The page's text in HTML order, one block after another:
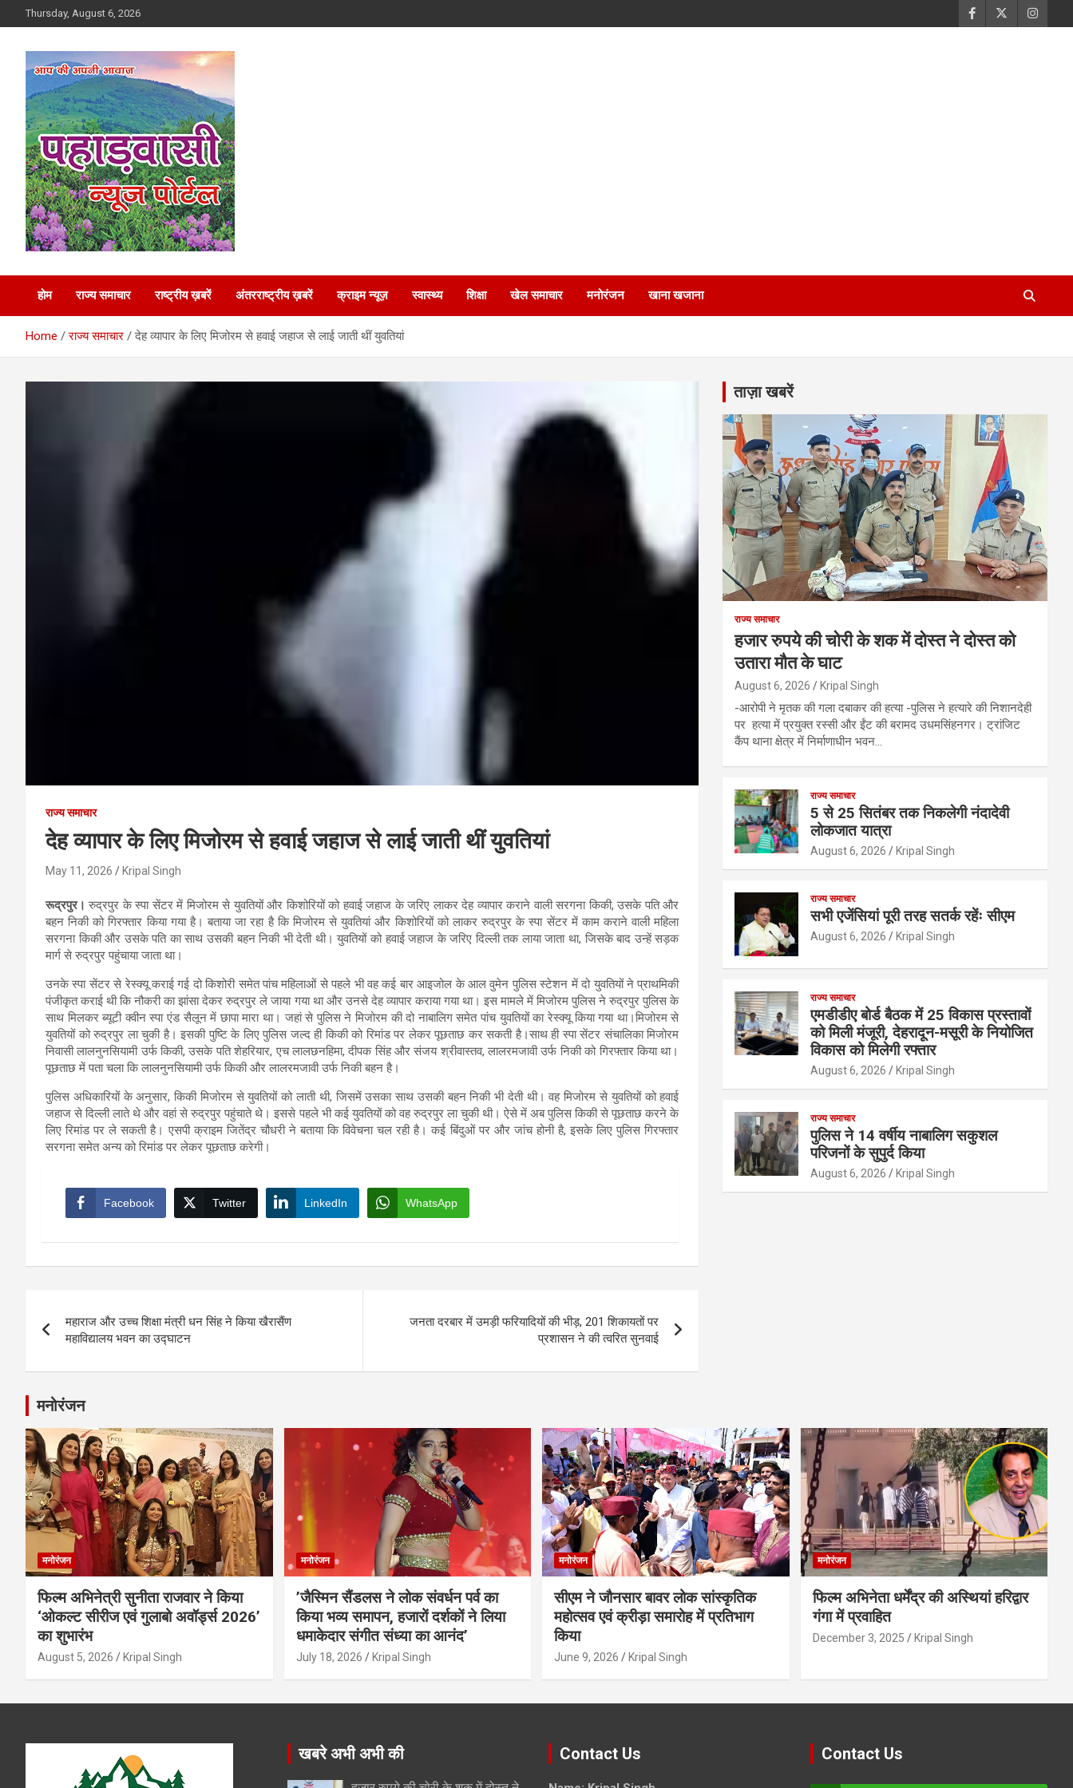
to
Thursday, August 6, 2026
Pahadvasi
होम राज्य समाचार राष्ट्रीय ख़बरें अंतरराष्ट्रीय ख़बरें क्राइम न्यूज़ स्वास्थ्य शिक्षा खेल समाचार मनोरंजन खाना खजाना
Home राज्य समाचार देह व्यापार के लिए मिजोरम से हवाई जहाज से लाई जाती थीं युवतियां
राज्य समाचार
देह व्यापार के लिए मिजोरम से हवाई जहाज से लाई जाती थीं युवतियां
May 11, 2026 Kripal Singh
रूद्रपुर। रुद्रपुर के स्पा सेंटर में मिजोरम से युवतियों और किशोरियों को हवाई जहाज के जरिए लाकर देह व्यापार कराने वाली सरगना किकी, उसके पति और
बहन निकी को गिरफ्तार किया गया है। बताया जा रहा है कि मिजोरम से युवतियां और किशोरियों को लाकर रुद्रपुर के स्पा सेंटर में काम कराने वाली महिला
सरगना किकी और उसके पति का साथ उसकी बहन निकी भी देती थी। युवतियों को हवाई जहाज के जरिए दिल्ली तक लाया जाता था, जिसके बाद उन्हें सड़क
मार्ग से रुद्रपुर पहुंचाया जाता था।
उनके स्पा सेंटर से रेस्क्यू कराई गई दो किशोरी समेत पांच महिलाओं से पहले भी वह कई बार आइजोल के आल वुमेन पुलिस स्टेशन में दो युवतियों ने प्राथमिकी
पंजीकृत कराई थी कि नौकरी का झांसा देकर रुद्रपुर ले जाया गया था और उनसे देह व्यापार कराया गया था। इस मामले में मिजोरम पुलिस ने रुद्रपुर पुलिस के
साथ मिलकर ब्यूटी क्वीन स्पा एंड सैलून में छापा मारा था। जहां से पुलिस ने मिजोरम की दो नाबालिग समेत पांच युवतियों का रेस्क्यू किया गया था।मिजोरम से
युवतियों को रुद्रपुर ला चुकी है। इसकी पुष्टि के लिए पुलिस जल्द ही किकी को रिमांड पर लेकर पूछताछ कर सकती है।साथ ही स्पा सेंटर संचालिका मिजोरम
निवासी लालनुनसियामी उर्फ किकी, उसके पति शेहरियार, एच लालछनहिमा, दीपक सिंह और संजय श्रीवास्तव, लालरमजावी उर्फ निकी को गिरफ्तार किया था।
पूछताछ में पता चला कि लालनुनसियामी उर्फ किकी और लालरमजावी उर्फ निकी बहन है।
पुलिस अधिकारियों के अनुसार, किकी मिजोरम से युवतियों को लाती थी, जिसमें उसका साथ उसकी बहन निकी भी देती थी। वह मिजोरम से युवतियों को हवाई
जहाज से दिल्ली लाते थे और वहां से रुद्रपुर पहुंचाते थे। इससे पहले भी कई युवतियों को वह रुद्रपुर ला चुकी थी। ऐसे में अब पुलिस किकी से पूछताछ करने के
लिए रिमांड पर ले सकती है। एसपी क्राइम जितेंद्र चौधरी ने बताया कि विवेचना चल रही है। कई बिंदुओं पर और जांच होनी है, इसके लिए पुलिस गिरफ्तार
सरगना समेत अन्य को रिमांड पर लेकर पूछताछ करेगी।
Facebook Twitter LinkedIn WhatsApp
navigation
महाराज और उच्च शिक्षा मंत्री धन सिंह ने किया खैरासैंण
महाविद्यालय भवन का उद्घाटन
जनता दरबार में उमड़ी फरियादियों की भीड़, 201 शिकायतों पर
प्रशासन ने की त्वरित सुनवाई
ताज़ा खबरें
राज्य समाचार
हजार रुपये की चोरी के शक में दोस्त ने दोस्त को
उतारा मौत के घाट
August 6, 2026 Kripal Singh
-आरोपी ने मृतक की गला दबाकर की हत्या -पुलिस ने हत्यारे की निशानदेही
पर हत्या में प्रयुक्त रस्सी और ईंट की बरामद उधमसिंहनगर। ट्रांजिट
कैंप थाना क्षेत्र में निर्माणाधीन भवन…
राज्य समाचार
5 से 25 सितंबर तक निकलेगी नंदादेवी
लोकजात यात्रा
August 6, 2026 Kripal Singh
राज्य समाचार
सभी एजेंसियां पूरी तरह सतर्क रहेंः सीएम
August 6, 2026 Kripal Singh
राज्य समाचार
एमडीडीए बोर्ड बैठक में 25 विकास प्रस्तावों
को मिली मंजूरी, देहरादून-मसूरी के नियोजित
विकास को मिलेगी रफ्तार
August 6, 2026 Kripal Singh
राज्य समाचार
पुलिस ने 14 वर्षीय नाबालिग सकुशल
परिजनों के सुपुर्द किया
August 6, 2026 Kripal Singh
मनोरंजन
मनोरंजन
फिल्म अभिनेत्री सुनीता राजवार ने किया
‘ओकल्ट सीरीज एवं गुलाबो अवॉर्ड्स 2026’
का शुभारंभ
August 5, 2026 Kripal Singh
मनोरंजन
’जैस्मिन सैंडलस ने लोक संवर्धन पर्व का
किया भव्य समापन, हजारों दर्शकों ने लिया
धमाकेदार संगीत संध्या का आनंद’
July 18, 2026 Kripal Singh
मनोरंजन
सीएम ने जौनसार बावर लोक सांस्कृतिक
महोत्सव एवं क्रीड़ा समारोह में प्रतिभाग
किया
June 9, 2026 Kripal Singh
मनोरंजन
फिल्म अभिनेता धर्मेंद्र की अस्थियां हरिद्वार
गंगा में प्रवाहित
December 3, 2025 Kripal Singh
खबरे अभी अभी की Contact Us Contact Us